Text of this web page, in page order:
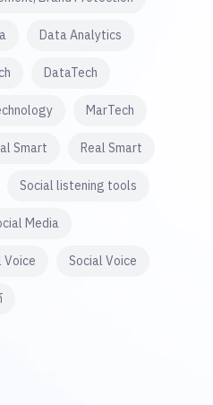
Data Analytics
DataTech
MarTech
Smart Real Smart
Social listening tools
Media
Voice Social Voice